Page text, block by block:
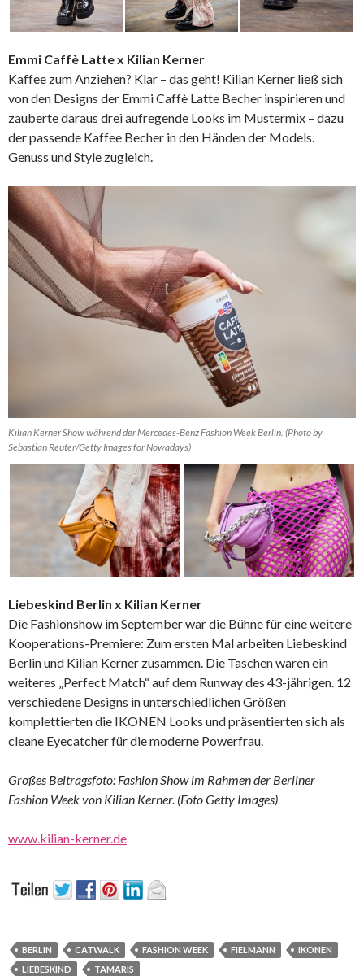
Emmi Caffè Latte x Kilian Kerner
Kaffee zum Anziehen? Klar – das geht! Kilian Kerner ließ sich
von den Designs der Emmi Caffè Latte Becher inspirieren und
zauberte daraus drei aufregende Looks im Mustermix – dazu
der passende Kaffee Becher in den Händen der Models.
Genuss und Style zugleich.
Kilian Kerner Show während der Mercedes-Benz Fashion Week Berlin. (Photo by
Sebastian Reuter/Getty Images for Nowadays)
Liebeskind Berlin x Kilian Kerner
Die Fashionshow im September war die Bühne für eine weitere
Kooperations-Premiere: Zum ersten Mal arbeiten Liebeskind
Berlin und Kilian Kerner zusammen. Die Taschen waren ein
weiteres „Perfect Match“ auf dem Runway des 43-jährigen. 12
verschiedene Designs in unterschiedlichen Größen
komplettierten die IKONEN Looks und präsentierten sich als
cleane Eyecatcher für die moderne Powerfrau.
Großes Beitragsfoto: Fashion Show im Rahmen der Berliner
Fashion Week von Kilian Kerner. (Foto Getty Images)
www.kilian-kerner.de
BERLIN CATWALK FASHION WEEK FIELMANN
IKONEN
LIEBESKIND
TAMARIS